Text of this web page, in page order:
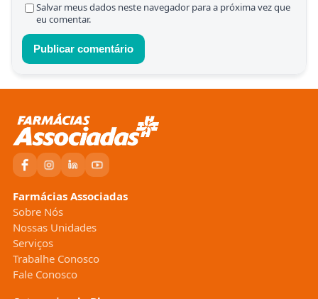
Salvar meus dados neste navegador para a próxima vez que
eu comentar.
Farmácias Associadas
Sobre Nós
Nossas Unidades
Serviços
Trabalhe Conosco
Fale Conosco